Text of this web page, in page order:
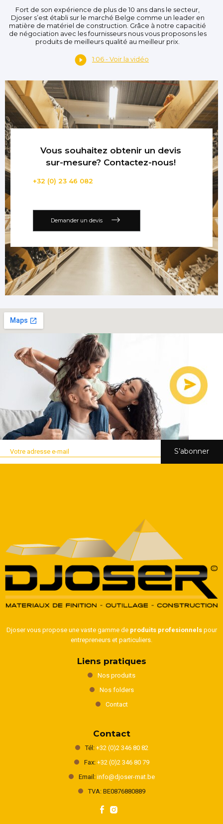
Fort de son expérience de plus de 10 ans dans le secteur,
Djoser s’est établi sur le marché Belge comme un leader en
matière de matériel de construction. Grâce à notre capacitié
de négociation avec les fournisseurs nous vous proposons les
produits de meilleurs qualité au meilleur prix.
1:06 - Voir la vidéo
Vous souhaitez obtenir un devis
sur-mesure? Contactez-nous!
+32 (0) 23 46 082
Demander un devis
S’abonner
Djoser vous propose une vaste gamme de produits profesionnelspour
entrepreneurs et particuliers.
Liens pratiques
Nos produits
Nos folders
Contact
Contact
Tél: +32 (0)2 346 80 82
Fax: +32 (0)2 346 80 79
Email: info@djoser-mat.be
TVA: BE0876880889